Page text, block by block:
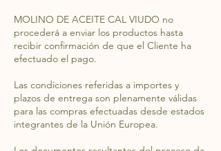
MOLINO DE ACEITE CAL VIUDO no
procederá a enviar los productos hasta
recibir confirmación de que el Cliente ha
efectuado el pago.
Las condiciones referidas a importes y
plazos de entrega son plenamente válidas
para las compras efectuadas desde estados
integrantes de la Unión Europea.